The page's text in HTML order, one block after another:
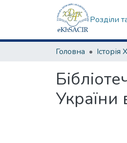
Розділи
Головна
України